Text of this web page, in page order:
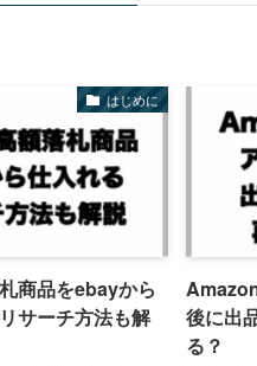
はじめに
商品をebayから
サーチ方法も解
後に出
る？